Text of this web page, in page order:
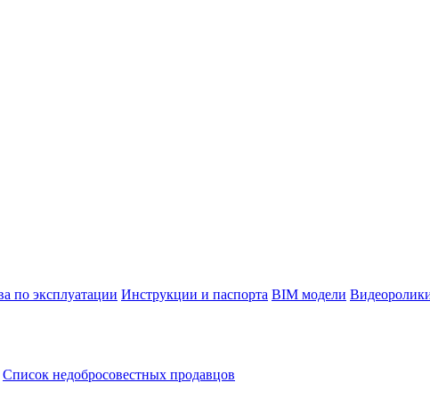
по эксплуатации Инструкции и паспорта BIM модели
Cписок недобросовестных продавцов